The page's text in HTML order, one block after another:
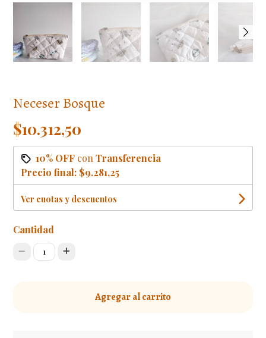
Neceser Bosque
$10.312,50
10% OFF conTransferencia
Precio final: $9.281,25
Ver cuotas y descuentos
Cantidad
1
Agregar al carrito